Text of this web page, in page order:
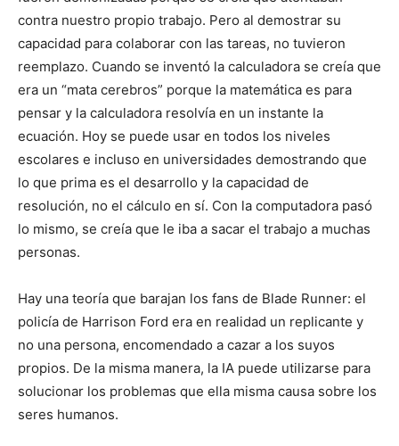
contra nuestro propio trabajo. Pero al demostrar su
capacidad para colaborar con las tareas, no tuvieron
reemplazo. Cuando se inventó la calculadora se creía que
era un “mata cerebros” porque la matemática es para
pensar y la calculadora resolvía en un instante la
ecuación. Hoy se puede usar en todos los niveles
escolares e incluso en universidades demostrando que
lo que prima es el desarrollo y la capacidad de
resolución, no el cálculo en sí. Con la computadora pasó
lo mismo, se creía que le iba a sacar el trabajo a muchas
personas.
Hay una teoría que barajan los fans de Blade Runner: el
policía de Harrison Ford era en realidad un replicante y
no una persona, encomendado a cazar a los suyos
propios. De la misma manera, la IA puede utilizarse para
solucionar los problemas que ella misma causa sobre los
seres humanos.